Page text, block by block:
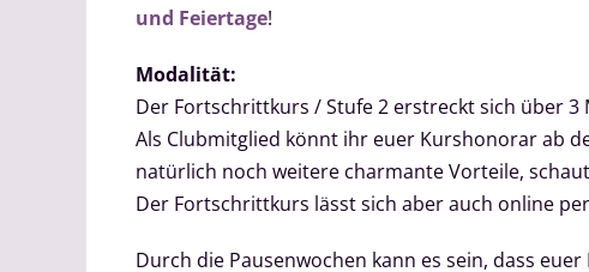
und Feiertage!
Modalität:
Der Fortschrittkurs / Stufe 2 erstreckt sich über 3
Als Clubmitglied könnt ihr euer Kurshonorar ab
natürlich noch weitere charmante Vorteile,
Der Fortschrittkurs lässt sich aber auch online
Durch die Pausenwochen kann es sein, dass